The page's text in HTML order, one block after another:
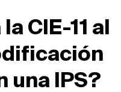
CIE-11 al
una IPS?